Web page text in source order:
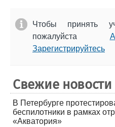
Чтобы принять
пожалуйста
Зарегистрируйтесь
Свежие новости
В Петербурге
беспилотники в рамках
«Акватория»